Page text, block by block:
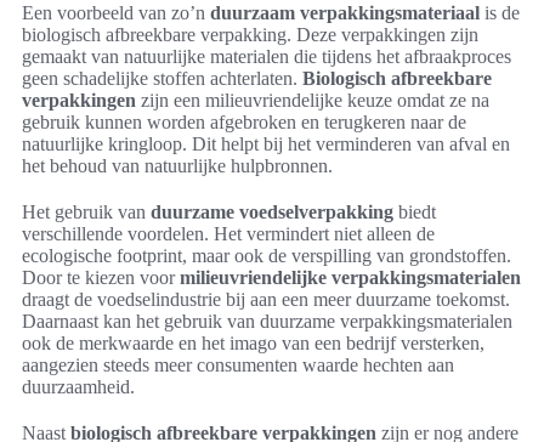
Een voorbeeld van zo’n duurzaam verpakkingsmateriaal is de
biologisch afbreekbare verpakking. Deze verpakkingen zijn
gemaakt van natuurlijke materialen die tijdens het afbraakproces
geen schadelijke stoffen achterlaten. Biologisch afbreekbare
verpakkingen zijn een milieuvriendelijke keuze omdat ze na
gebruik kunnen worden afgebroken en terugkeren naar de
natuurlijke kringloop. Dit helpt bij het verminderen van afval en
het behoud van natuurlijke hulpbronnen.
Het gebruik van duurzame voedselverpakking biedt
verschillende voordelen. Het vermindert niet alleen de
ecologische footprint, maar ook de verspilling van grondstoffen.
Door te kiezen voormilieuvriendelijke verpakkingsmaterialen
draagt de voedselindustrie bij aan een meer duurzame toekomst.
Daarnaast kan het gebruik van duurzame verpakkingsmaterialen
ook de merkwaarde en het imago van een bedrijf versterken,
aangezien steeds meer consumenten waarde hechten aan
duurzaamheid.
Naast biologisch afbreekbare verpakkingen zijn er nog andere